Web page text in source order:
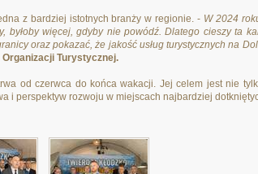
z bardziej istotnych branży w regionie. - W 2024
byłoby więcej, gdyby nie powódź. Dlatego cieszy ta
oraz pokazać, że jakość usług turystycznych na
Turystycznej.
od czerwca do końca wakacji. Jej celem jest nie
i perspektyw rozwoju w miejscach najbardziej